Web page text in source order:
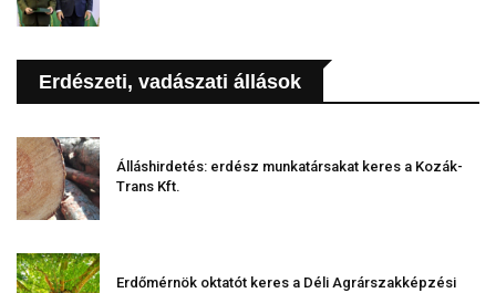
Erdészeti, vadászati állások
Álláshirdetés: erdész munkatársakat keres a Kozák-
Trans Kft.
Erdőmérnök oktatót keres a Déli Agrárszakképzési